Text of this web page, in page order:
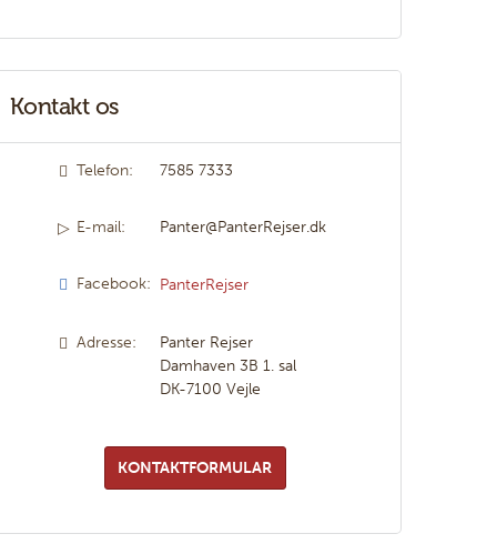
Kontakt os
Telefon: 7585 7333
E-mail: Panter@PanterRejser.dk
Facebook: PanterRejser
Adresse:
Panter Rejser
Damhaven 3B 1. sal
DK-7100Vejle
KONTAKTFORMULAR